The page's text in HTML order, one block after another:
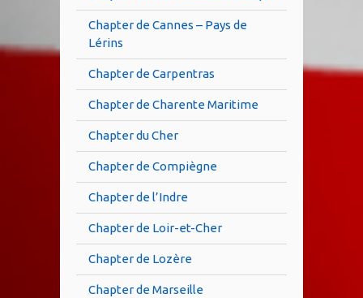
Chapter de Cannes – Pays de
Lérins
Chapter de Carpentras
Chapter de Charente Maritime
Chapter du Cher
Chapter de Compiègne
Chapter de l’Indre
Chapter de Loir-et-Cher
Chapter de Lozère
Chapter de Marseille